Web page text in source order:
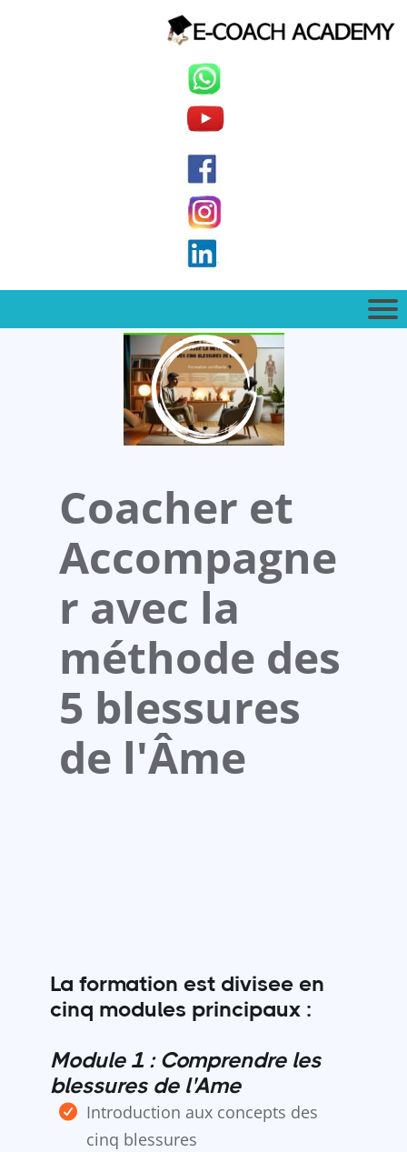
Coacher et
Accompagne
r avec la
méthode des
5 blessures
de l'Âme
La formation est divisee en
cinq modules principaux :
Module 1 : Comprendre les
blessures de l'Ame
Introduction aux concepts des
cinq blessures